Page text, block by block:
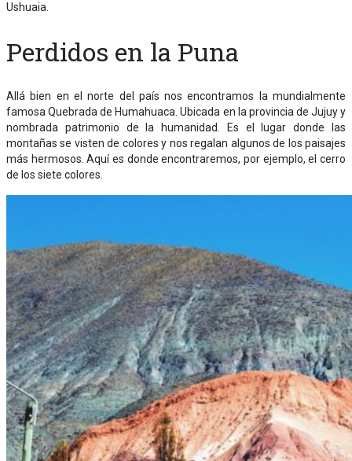
Ushuaia.
Perdidos en la Puna
Allá bien en el norte del país nos encontramos la mundialmente
famosa Quebrada de Humahuaca. Ubicada en la provincia de Jujuy y
nombrada patrimonio de la humanidad. Es el lugar donde las
montañas se visten de colores y nos regalan algunos de los paisajes
más hermosos. Aquí es donde encontraremos, por ejemplo, el cerro
de los siete colores.